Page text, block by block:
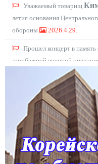
Уважаемый товарищ
летия основания
обороны
2026.4.29.
Прошел концерт в
зарубежной военной
Прошел концерт в честь
Прошел
пятнадцатого созыва
С аншлагом прошел
Международного женского
В торжественной